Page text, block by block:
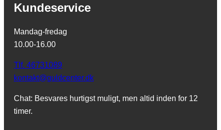
Kundeservice
Mandag-fredag
10.00-16.00
Tlf. 46731089
kontakt@guldcenter.dk
Chat: Besvares hurtigst muligt, men altid inden for 12
timer.